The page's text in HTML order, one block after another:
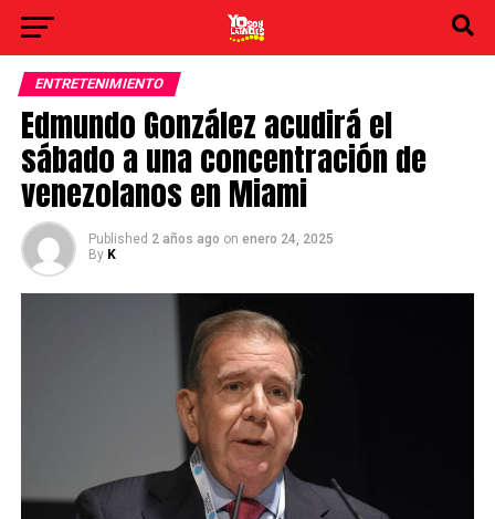
ENTRETENIMIENTO
Edmundo González acudirá el
sábado a una concentración de
venezolanos en Miami
Published 2 años ago on enero 24, 2025
By K